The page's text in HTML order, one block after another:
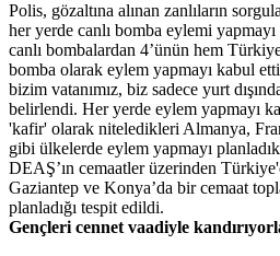
Polis, gözaltına alınan zanlıların
her yerde canlı bomba eylemi
canlı bombalardan 4’ünün hem
bomba olarak eylem yapmayı kabul
bizim vatanımız, biz sadece yurt
belirlendi. Her yerde eylem yapmayı
'kafir' olarak niteledikleri Almanya,
gibi ülkelerde eylem yapmayı
DEAŞ’ın cemaatler üzerinden
Gaziantep ve Konya’da bir cemaat
planladığı tespit edildi.
Gençleri cennet vaadiyle